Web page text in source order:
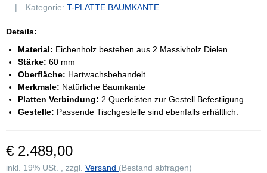
Kategorie: T-PLATTE BAUMKANTE
Details:
Material: Eichenholz bestehen aus 2 Massivholz Dielen
Stärke: 60 mm
Oberfläche: Hartwachsbehandelt
Merkmale: Natürliche Baumkante
Platten Verbindung: 2 Querleisten zur Gestell Befestiigung
Gestelle: Passende Tischgestelle sind ebenfalls erhältlich.
€ 2.489,00
inkl. 19% USt. , zzgl. Versand (Bestand abfragen)